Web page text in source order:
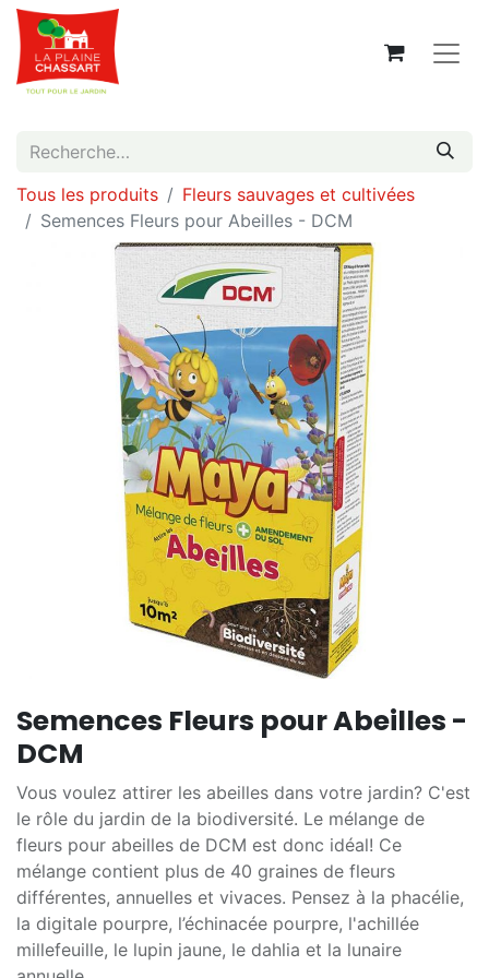
Tous les produits
Fleurs sauvages et cultivées
Semences Fleurs pour Abeilles - DCM
Semences Fleurs pour Abeilles -
DCM
Vous voulez attirer les abeilles dans votre jardin? C'est
le rôle du jardin de la biodiversité. Le mélange de
fleurs pour abeilles de DCM est donc idéal! Ce
mélange contient plus de 40 graines de fleurs
différentes, annuelles et vivaces. Pensez à la phacélie,
la digitale pourpre, l’échinacée pourpre, l'achillée
millefeuille, le lupin jaune, le dahlia et la lunaire